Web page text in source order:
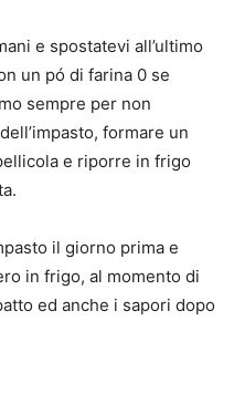
e spostatevi all’ultimo
un pó di farina 0 se
sempre per non
formare un
e riporre in frigo
il giorno prima e
in frigo, al momento di
ed anche i sapori dopo